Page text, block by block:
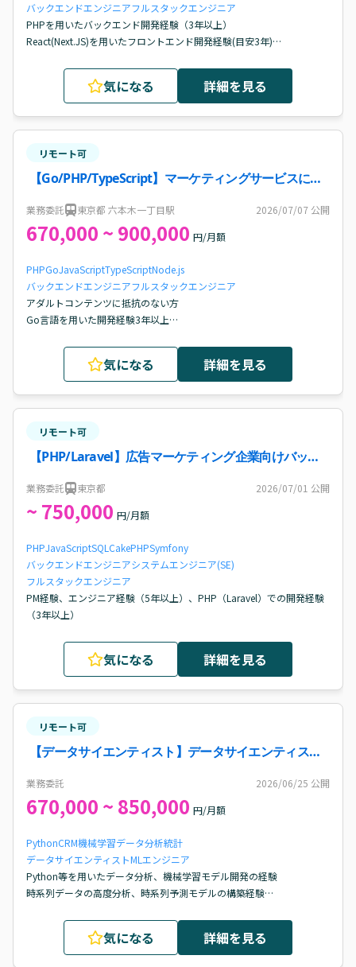
バックエンドエンジニアフルスタックエンジニア
PHPを用いたバックエンド開発経験（3年以上）
React(Next.JS)を用いたフロントエンド開発経験(目安3年)
Gitを用いたチーム開発経験
気になる 詳細を見る
リモート可
【Go/PHP/TypeScript】マーケティングサービスに関
業務委託 東京都 六本木一丁目駅 2026/07/07 公開
670,000 ~ 900,000 円/月額
PHPGoJavaScriptTypeScriptNode.js
バックエンドエンジニアフルスタックエンジニア
アダルトコンテンツに抵抗のない方
Go言語を用いた開発経験3年以上
要件定義から運用保守まで一貫した業務経験
高負荷Webアプリの運用保守経験
DBのチューニングやパフォーマンス向上の経験
気になる 詳細を見る
リモート可
【PHP/Laravel】広告マーケティング企業向けバック
業務委託 東京都 2026/07/01 公開
~ 750,000 円/月額
PHPJavaScriptSQL CakePHPSymfony
バックエンドエンジニアシステムエンジニア(SE)
フルスタックエンジニア
PM経験、エンジニア経験（5年以上）、PHP（Laravel）での開発経験
（3年以上）
気になる 詳細を見る
リモート可
【データサイエンティスト】データサイエンティス
業務委託 2026/06/25 公開
670,000 ~ 850,000 円/月額
PythonCRM機械学習データ分析統計
データサイエンティストMLエンジニア
Python等を用いたデータ分析、機械学習モデル開発の経験
時系列データの高度分析、時系列予測モデルの構築経験
データ加工、特徴量設計、モデリング、評価、改善まで一連で対応で
高度な分析手法を用いた予測、効果検証、示唆抽出の経験
気になる 詳細を見る